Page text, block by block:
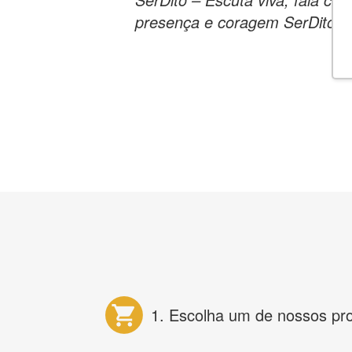
presença e coragem SerDito
1. Escolha um de nossos